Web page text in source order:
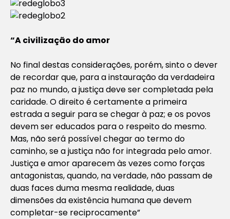
“A civilização do amor
No final destas considerações, porém, sinto o dever
de recordar que, para a instauração da verdadeira
paz no mundo, a justiça deve ser completada pela
caridade. O direito é certamente a primeira
estrada a seguir para se chegar à paz; e os povos
devem ser educados para o respeito do mesmo.
Mas, não será possível chegar ao termo do
caminho, se a justiça não for integrada pelo amor.
Justiça e amor aparecem às vezes como forças
antagonistas, quando, na verdade, não passam de
duas faces duma mesma realidade, duas
dimensões da existência humana que devem
completar-se reciprocamente”